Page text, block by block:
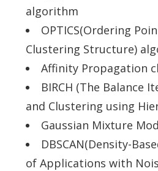
algorithm
OPTICS(Ordering
Clustering Structure)
Affinity Propagation
BIRCH (The Balance
and Clustering using
Gaussian Mixture
DBSCAN(Density-
of Applications with